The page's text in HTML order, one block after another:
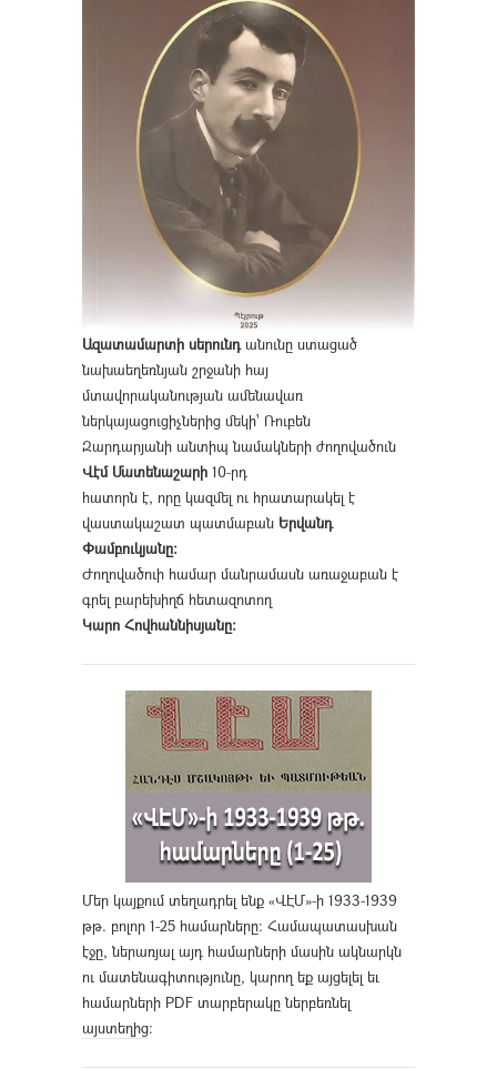
Ազատամարտի սերունդանունը ստացած
նախաեղեռնյան շրջանի հայ
մտավորականության ամենավառ
ներկայացուցիչներից մեկի՝ Ռուբեն
Զարդարյանի անտիպ նամակների ժողովածուն
Վէմ Մատենաշարի 10-րդ
հատորն է, որը կազմել ու հրատարակել է
վաստակաշատ պատմաբան Երվանդ
Փամբուկյանը։
Ժողովածուի համար մանրամասն առաջաբան է
գրել բարեխիղճ հետազոտող
Կարո Հովհաննիսյանը։
Մեր կայքում տեղադրել ենք «ՎԷՄ»-ի 1933-1939
թթ. բոլոր 1-25 համարները։ Համապատասխան
էջը, ներառյալ այդ համարների մասին ակնարկն
ու մատենագիտությունը, կարող եք այցելել եւ
համարների PDF տարբերակը ներբեռնել
այստեղից։